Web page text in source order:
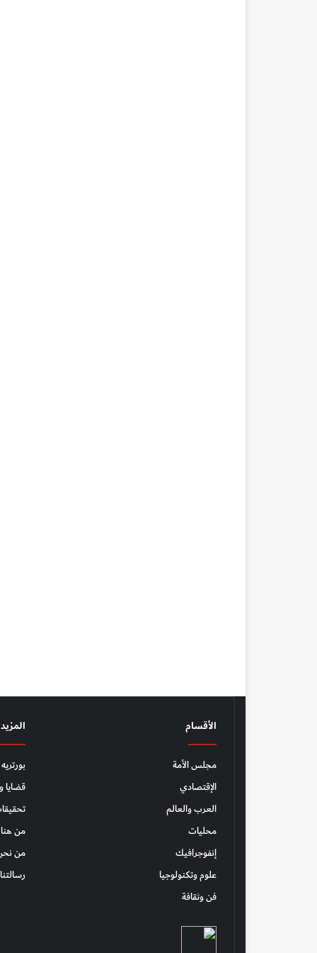
الأقسام
مجلس الأمة
الإقتصادي
العرب والعالم
محليات
إنفوجرافيك
علوم وتكنولوجيا
فن وثقافة
المزيد
بورتريه
قضايا
من
من
رسالتنا